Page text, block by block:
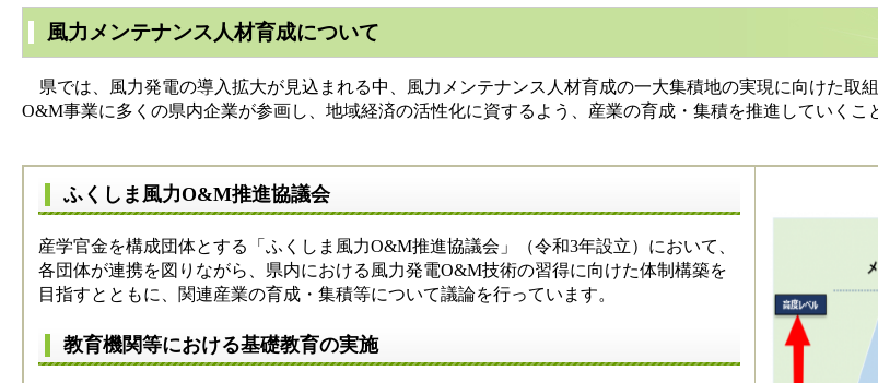
風力メンテナンス人材育成について
県では、風力発電の導入拡大が見込まれる中、風力メンテナンス人材育成の一大集積地の実現に向けた取
O&M事業に多くの県内企業が参画し、地域経済の活性化に資するよう、産業の育成・集積を推進していくこ
ふくしま風力O&M推進協議会
産学官金を構成団体とする「ふくしま風力O&M推進協議会」（令和3年設立）において、
各団体が連携を図りながら、県内における風力発電O&M技術の習得に向けた体制構築を
目指すとともに、関連産業の育成・集積等について議論を行っています。
教育機関等における基礎教育の実施